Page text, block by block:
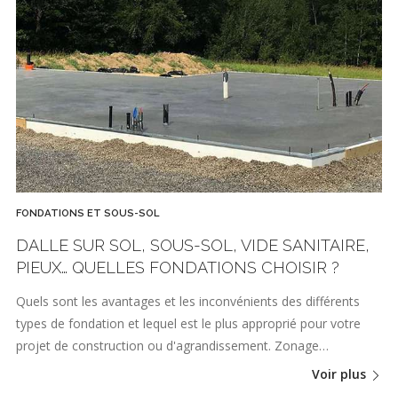
FONDATIONS ET SOUS-SOL
DALLE SUR SOL, SOUS-SOL, VIDE SANITAIRE,
PIEUX… QUELLES FONDATIONS CHOISIR ?
Quels sont les avantages et les inconvénients des différents
types de fondation et lequel est le plus approprié pour votre
projet de construction ou d'agrandissement. Zonage…
Voir plus